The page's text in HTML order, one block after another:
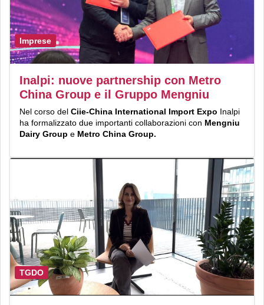
Imprese
Inalpi: nuove partnership con Metro
China Group e il Gruppo Mengniu
Nel corso del Ciie-China International Import Expo Inalpi
ha formalizzato due importanti collaborazioni con Mengniu
Dairy Group e Metro China Group.
TGDO